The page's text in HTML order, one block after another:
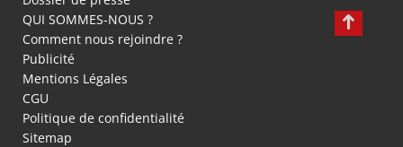
QUI SOMMES-NOUS ?
Comment nous rejoindre ?
Publicité
Mentions Légales
CGU
Politique de confidentialité
Sitemap